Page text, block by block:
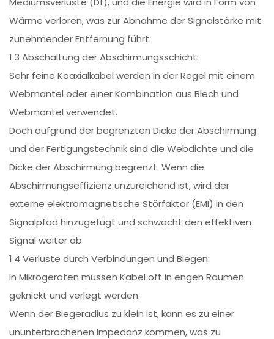
Wärme verloren, was zur Abnahme der Signalstärke mit
zunehmender Entfernung führt.
1.3 Abschaltung der Abschirmungsschicht:
Sehr feine Koaxialkabel werden in der Regel mit einem
Webmantel oder einer Kombination aus Blech und
Webmantel verwendet.
Doch aufgrund der begrenzten Dicke der Abschirmung
und der Fertigungstechnik sind die Webdichte und die
Dicke der Abschirmung begrenzt. Wenn die
Abschirmungseffizienz unzureichend ist, wird der
externe elektromagnetische Störfaktor (EMI) in den
Signalpfad hinzugefügt und schwächt den effektiven
Signal weiter ab.
1.4 Verluste durch Verbindungen und Biegen:
In Mikrogeräten müssen Kabel oft in engen Räumen
geknickt und verlegt werden.
Wenn der Biegeradius zu klein ist, kann es zu einer
ununterbrochenen Impedanz kommen, was zu